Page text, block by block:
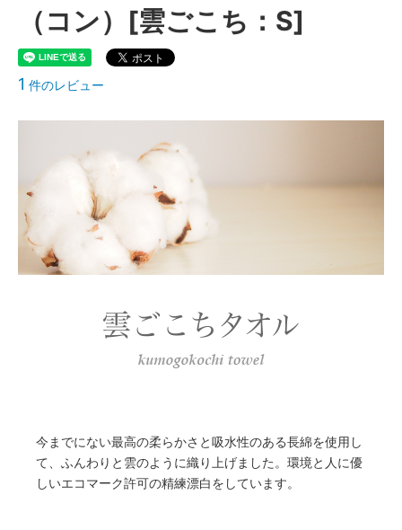
（コン）[雲ごこち：S]
1 件のレビュー
今までにない最高の柔らかさと吸水性のある長綿を使用し
て、ふんわりと雲のように織り上げました。環境と人に優
しいエコマーク許可の精練漂白をしています。